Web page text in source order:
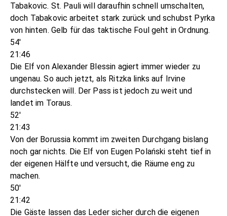
Tabakovic. St. Pauli will daraufhin schnell umschalten,
doch Tabakovic arbeitet stark zurück und schubst Pyrka
von hinten. Gelb für das taktische Foul geht in Ordnung.
54'
21:46
Die Elf von Alexander Blessin agiert immer wieder zu
ungenau. So auch jetzt, als Ritzka links auf Irvine
durchstecken will. Der Pass ist jedoch zu weit und
landet im Toraus.
52'
21:43
Von der Borussia kommt im zweiten Durchgang bislang
noch gar nichts. Die Elf von Eugen Polański steht tief in
der eigenen Hälfte und versucht, die Räume eng zu
machen.
50'
21:42
Die Gäste lassen das Leder sicher durch die eigenen